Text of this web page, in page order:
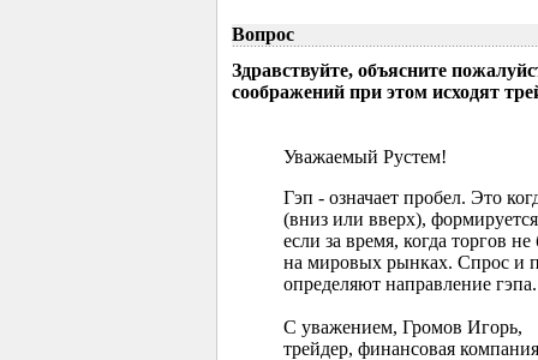
Вопрос
Здравствуйте, объясните
соображений при этом исходят
Уважаемый Рустем!
Гэп - означает пробел. Это
(вниз или вверх),
если за время, когда торгов
на мировых рынках. Спрос и
определяют направление гэпа.
С уважением, Громов Игорь,
трейдер, финансовая